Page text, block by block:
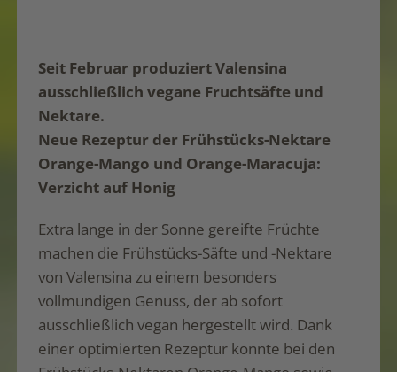
Seit Februar produziert Valensina
ausschließlich vegane Fruchtsäfte und
Nektare.
Neue Rezeptur der Frühstücks-Nektare
Orange-Mango und Orange-Maracuja:
Verzicht auf Honig
Extra lange in der Sonne gereifte Früchte
machen die Frühstücks-Säfte und -Nektare
von Valensina zu einem besonders
vollmundigen Genuss, der ab sofort
ausschließlich vegan hergestellt wird. Dank
einer optimierten Rezeptur konnte bei den